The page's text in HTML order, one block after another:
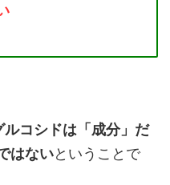
コシドは「成分」だ
はないということで